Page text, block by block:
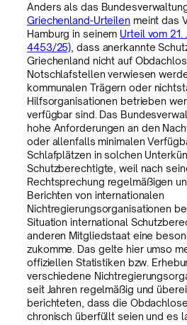
Anders als das
Griechenland-Urteilen meint das
Hamburg in seinem Urteil vom 21.
4453/25) , dass anerkannte
Griechenland nicht auf
Notschlafstellen verwiesen
kommunalen Trägern oder
Hilfsorganisationen betrieben
verfügbar sind. Das
hohe Anforderungen an den
oder allenfalls minimalen
Schlafplätzen in solchen
Schutzberechtigte, weil nach
Rechtsprechung regelmäßigen
Berichten von internationalen
Nichtregierungsorganisationen
Situation international
anderen Mitgliedstaat eine
zukomme. Das gelte hier umso
offiziellen Statistiken bzw.
verschiedene
seit Jahren regelmäßig und
berichteten, dass die
chronisch überfüllt seien und es